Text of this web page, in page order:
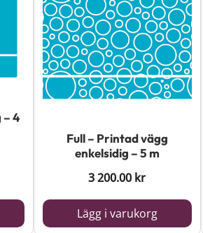
– 4
Full – Printad vägg
enkelsidig – 5 m
3 200.00 kr
Lägg i varukorg